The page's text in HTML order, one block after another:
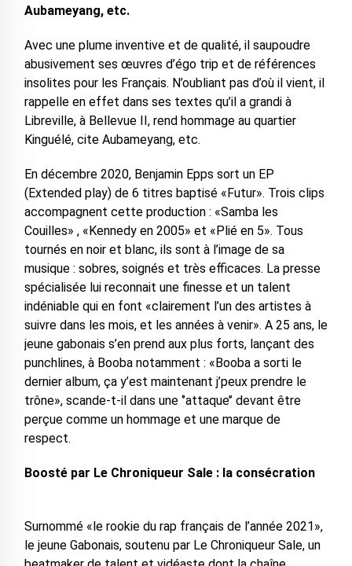
Aubameyang, etc.
Avec une plume inventive et de qualité, il saupoudre
abusivement ses œuvres d’égo trip et de références
insolites pour les Français. N’oubliant pas d’où il vient, il
rappelle en effet dans ses textes qu’il a grandi à
Libreville, à Bellevue II, rend hommage au quartier
Kinguélé, cite Aubameyang, etc.
En décembre 2020, Benjamin Epps sort un EP
(Extended play) de 6 titres baptisé «Futur». Trois clips
accompagnent cette production : «Samba les
Couilles» , «Kennedy en 2005» et «Plié en 5». Tous
tournés en noir et blanc, ils sont à l’image de sa
musique : sobres, soignés et très efficaces. La presse
spécialisée lui reconnait une finesse et un talent
indéniable qui en font «clairement l’un des artistes à
suivre dans les mois, et les années à venir». A 25 ans, le
jeune gabonais s’en prend aux plus forts, lançant des
punchlines, à Booba notamment : «Booba a sorti le
dernier album, ça y’est maintenant j’peux prendre le
trône», scande-t-il dans une ‘’attaque’’ devant être
perçue comme un hommage et une marque de
respect.
Boosté par Le Chroniqueur Sale : la consécration
Surnommé «le rookie du rap français de l’année 2021»,
le jeune Gabonais, soutenu par Le Chroniqueur Sale, un